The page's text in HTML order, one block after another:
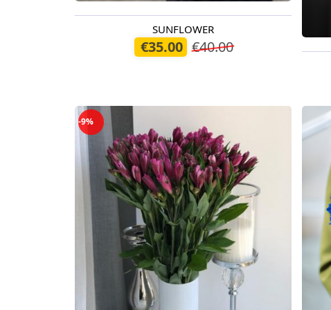
Pieejams šodienSUNFLOWER
€35.00 €40.00
-9%